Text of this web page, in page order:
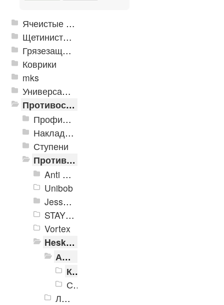
Ячеистые грязезащитные покрытия
Щетинистые покрытия
Грязезащитные, влаговпитывающие покрытия
Коврики
mks
Универсальные модульные покрытия
Противоскользящая защита для лестниц, профили, ленты
Профили алюминиевые с резиновой вставкой
Накладки противоскользящие резиновые
Ступени
Противоскользящие ленты
Anti Slip Systems
Unibob
Jessup Safety Track
STAYER Profi
Vortex
Heskins
Абразивные противоскользящие ленты
Крупнозернистые абразивные ленты
Среднезернистые абразивные ленты
Люминесцентные противоскользящие ленты